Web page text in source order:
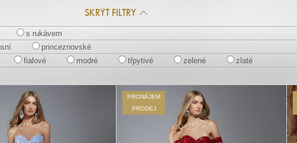
SKRÝT FILTRY
s rukávem
princeznovské
fialové modré třpytivé zelené zlaté
PRONÁJEM
PRODEJ